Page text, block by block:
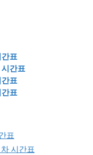
표
간표
표
표
표
시간표